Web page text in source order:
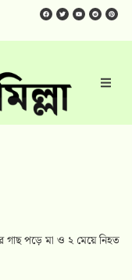
পড়ে মা ও ২ মেয়ে নিহত